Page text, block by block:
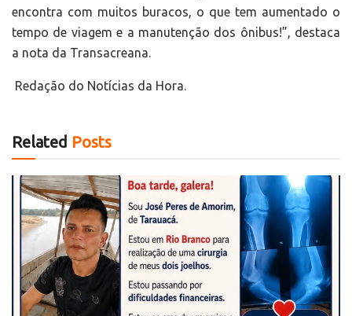
encontra com muitos buracos, o que tem aumentado o
tempo de viagem e a manutenção dos ônibus!”, destaca
a nota da Transacreana.
Redação do Notícias da Hora.
Related Posts